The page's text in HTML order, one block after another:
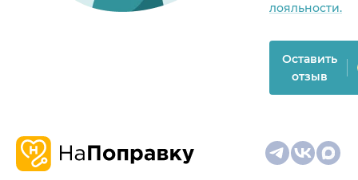
лояльности.
Оставить
отзыв